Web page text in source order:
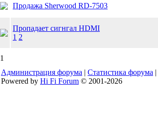
Продажа Sherwood RD-7503
Пропадает сигнгал HDMI
1 2
1
Администрация форума | Статистика форума |
Powered by Hi Fi Forum © 2001-2026